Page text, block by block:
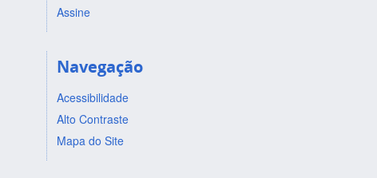
Assine
Navegação
Acessibilidade
Alto Contraste
Mapa do Site